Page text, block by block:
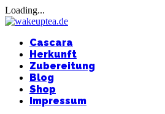
Loading...
Cascara
Herkunft
Zubereitung
Blog
Shop
Impressum